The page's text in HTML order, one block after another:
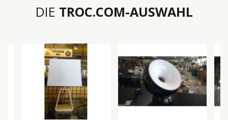
DIE TROC.COM-AUSWAHL